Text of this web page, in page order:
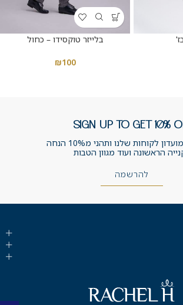
בלייזר טוקסידו – כחול
₪100
SIGN UP TO GET 10%
לקוחות שלנו ותהני מ10% הנחה
הראשונה ועוד מגוון הטבות
להרשמה